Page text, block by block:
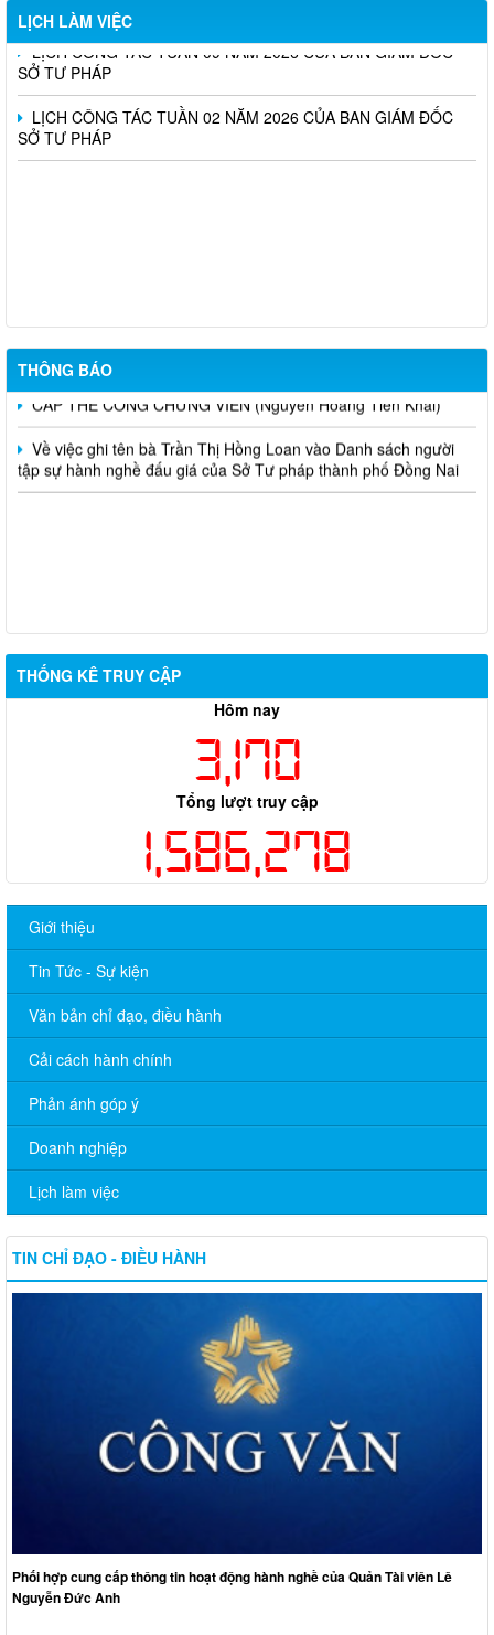
LỊCH LÀM VIỆC
LỊCH CÔNG TÁC TUẦN 09 NĂM 2026 CỦA BAN GIÁM ĐỐC
SỞ TƯ PHÁP
LỊCH CÔNG TÁC TUẦN 02 NĂM 2026 CỦA BAN GIÁM ĐỐC
SỞ TƯ PHÁP
THÔNG BÁO
CẤP LẠI THẺ CÔNG CHỨNG VIÊN (Dương Anh Dũng)
CẤP THẺ CÔNG CHỨNG VIÊN (Nguyễn Hoàng Tiên Khải)
Về việc ghi tên bà Trần Thị Hồng Loan vào Danh sách người
tập sự hành nghề đấu giá của Sở Tư pháp thành phố Đồng Nai
THỐNG KÊ TRUY CẬP
Hôm nay
3,170
Tổng lượt truy cập
1,586,278
Giới thiệu
Tin Tức - Sự kiện
Văn bản chỉ đạo, điều hành
Cải cách hành chính
Phản ánh góp ý
Doanh nghiệp
Lịch làm việc
TIN CHỈ ĐẠO - ĐIỀU HÀNH
Phối hợp cung cấp thông tin hoạt động hành nghề của Quản Tài viên Lê
Nguyễn Đức Anh